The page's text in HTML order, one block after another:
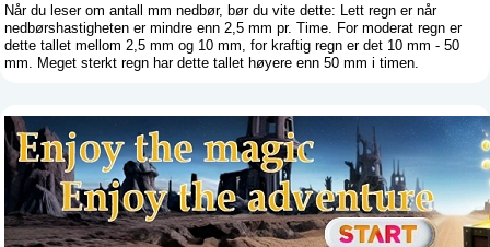
Når du leser om antall mm nedbør, bør du vite dette: Lett regn er når
nedbørshastigheten er mindre enn 2,5 mm pr. Time. For moderat regn er
dette tallet mellom 2,5 mm og 10 mm, for kraftig regn er det 10 mm - 50
mm. Meget sterkt regn har dette tallet høyere enn 50 mm i timen.